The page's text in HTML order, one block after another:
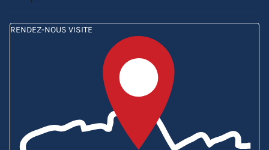
RENDEZ-NOUS VISITE